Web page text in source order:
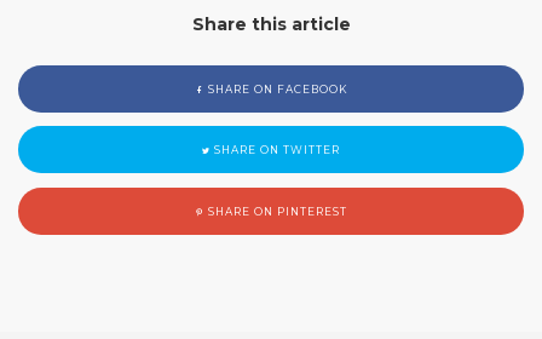
Share this article
SHARE ON FACEBOOK
SHARE ON TWITTER
SHARE ON PINTEREST